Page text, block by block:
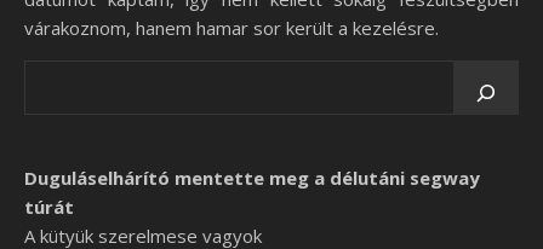
várakoznom, hanem hamar sor került a kezelésre.
Duguláselhárító mentette meg a délutáni segway
túrát
A kütyük szerelmese vagyok